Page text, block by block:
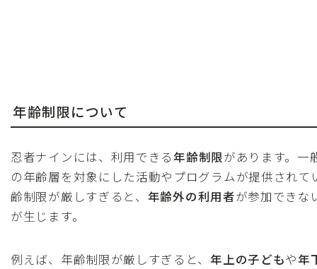
年齢制限について
忍者ナインには、利用できる年齢制限があります。一
の年齢層を対象にした活動やプログラムが提供されて
齢制限が厳しすぎると、 年齢外の利用者が参加できな
が生じます。
例えば、年齢制限が厳しすぎると、年上の子どもや年